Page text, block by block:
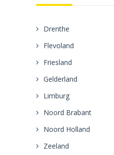
Drenthe
Flevoland
Friesland
Gelderland
Limburg
Noord Brabant
Noord Holland
Zeeland